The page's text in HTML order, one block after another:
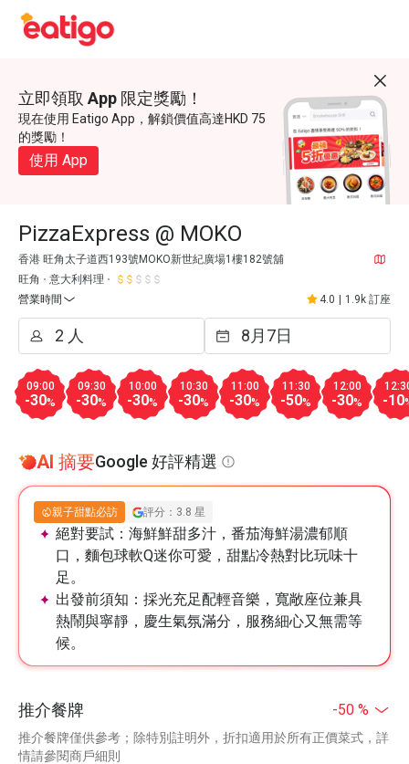
立即領取 App 限定獎勵！
現在使用 Eatigo App，解鎖價值高達HKD 75
的獎勵！
使用 App
PizzaExpress @ MOKO
香港 旺角太子道西193號MOKO新世紀廣場1樓182號舖
旺角
意大利料理
營業時間
4.0 1.9k 訂座
09:00
-30%
09:30
-30%
10:00
-30%
10:30
-30%
11:00
-30%
11:30
-50%
12:00
-30% -10
AI 摘要Google 好評精選
親子甜點必訪 評分：3.8 星
絕對要試： 海鮮鮮甜多汁，番茄海鮮湯濃郁順
口，麵包球軟Q迷你可愛，甜點冷熱對比玩味十
足。
出發前須知： 採光充足配輕音樂，寬敞座位兼具
熱鬧與寧靜，慶生氣氛滿分，服務細心又無需等
候。
推介餐牌 -50 %
推介餐牌僅供參考；除特別註明外，折扣適用於所有正價菜式，詳
情請參閱商戶細則